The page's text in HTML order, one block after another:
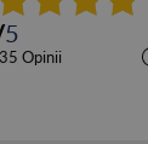
5
opinii